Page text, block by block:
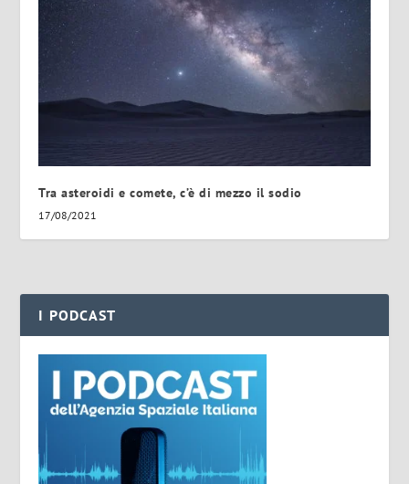
Tra asteroidi e comete, c’è di mezzo il sodio
17/08/2021
I PODCAST